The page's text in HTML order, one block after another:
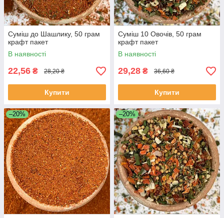
Суміш до Шашлику, 50 грам
крафт пакет
В наявності
22,56 ₴ 28,20 ₴
Купити
Суміш 10 Овочів, 50 грам
крафт пакет
В наявності
29,28 ₴ 36,60 ₴
Купити
–20% –20%